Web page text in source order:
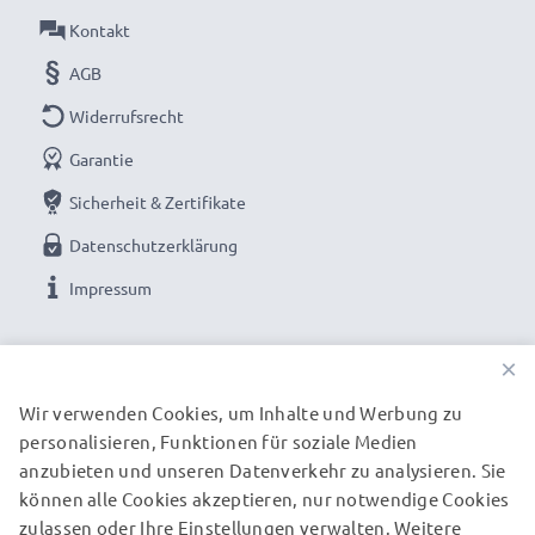
100V - 250V für weltweite Nutzung
Kleiner, leichter, leistungsstarker Netzstecker
✕für Steckdosen außerhalb der EU-Norm wird ein
zusätzlicher Netzadapter benötigt
Den Akku schonend laden für eine lange Akku-
Lebensdauer: das hochwertige Nokia 1100, 1110,
Nokia 1100, 1110, 3210, 3220
Smartphoneladegerät / AC Power Adapter:
Marke:subtel® Smartphone Charger / Charging Cable
Input: 100V - 250V
Kontakt
AGB
Widerrufsrecht
Garantie
Sicherheit & Zertifikate
Datenschutzerklärung
Impressum
UNSERE VERSANDPARTNER
×
Wir verwenden Cookies, um Inhalte und Werbung zu
personalisieren, Funktionen für soziale Medien
anzubieten und unseren Datenverkehr zu analysieren. Sie
können alle Cookies akzeptieren, nur notwendige Cookies
zulassen oder Ihre Einstellungen verwalten. Weitere